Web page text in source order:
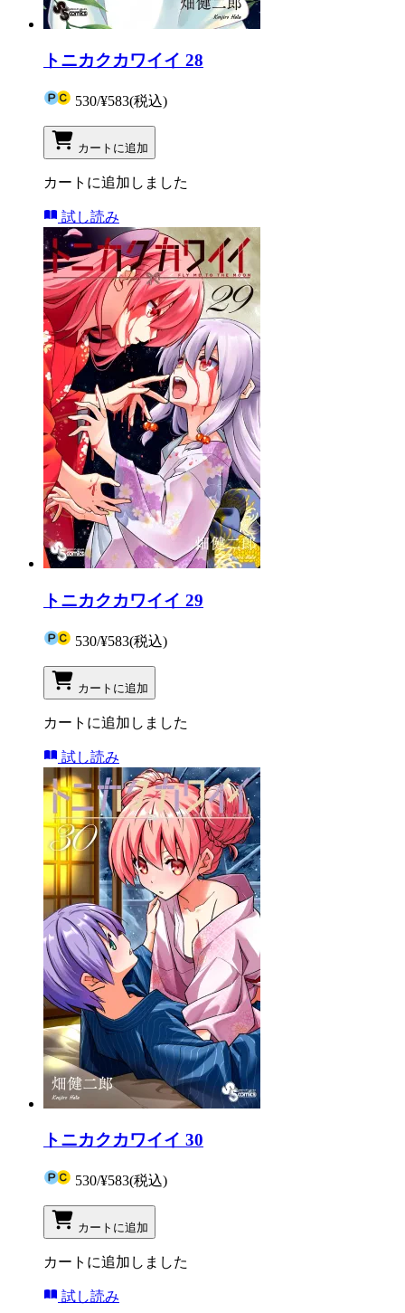
トニカクカワイイ 28
530/¥583(税込)
カートに追加
カートに追加しました
試し読み
トニカクカワイイ 29
530/¥583(税込)
カートに追加
カートに追加しました
試し読み
トニカクカワイイ 30
530/¥583(税込)
カートに追加
カートに追加しました
試し読み